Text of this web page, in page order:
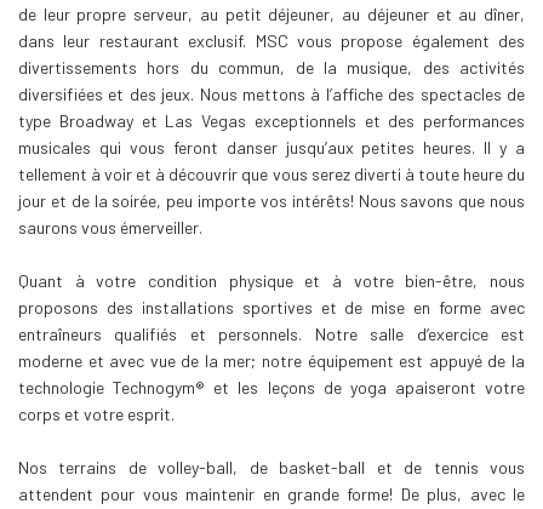
de leur propre serveur, au petit déjeuner, au déjeuner et au dîner,
dans leur restaurant exclusif. MSC vous propose également des
divertissements hors du commun, de la musique, des activités
diversifiées et des jeux. Nous mettons à l’affiche des spectacles de
type Broadway et Las Vegas exceptionnels et des performances
musicales qui vous feront danser jusqu’aux petites heures. Il y a
tellement à voir et à découvrir que vous serez diverti à toute heure du
jour et de la soirée, peu importe vos intérêts! Nous savons que nous
saurons vous émerveiller.
Quant à votre condition physique et à votre bien-être, nous
proposons des installations sportives et de mise en forme avec
entraîneurs qualifiés et personnels. Notre salle d’exercice est
moderne et avec vue de la mer; notre équipement est appuyé de la
technologie Technogym® et les leçons de yoga apaiseront votre
corps et votre esprit.
Nos terrains de volley-ball, de basket-ball et de tennis vous
attendent pour vous maintenir en grande forme! De plus, avec le